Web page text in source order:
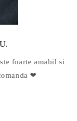
foarte amabil si
❤